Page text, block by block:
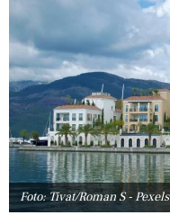
Foto: Tivat/Roman S - Pexels